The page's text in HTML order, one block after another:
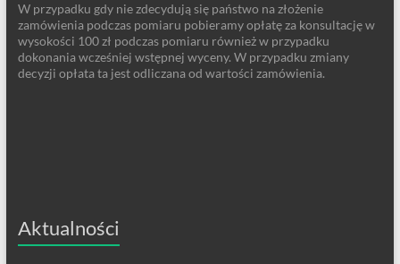
W przypadku gdy nie zdecydują się państwo na złożenie
zamówienia podczas pomiaru pobieramy opłatę za konsultację w
wysokości 100 zł podczas pomiaru również w przypadku
dokonania wcześniej wstępnej wyceny. W przypadku zmiany
decyzji opłata ta jest odliczana od wartości zamówienia.
Aktualności